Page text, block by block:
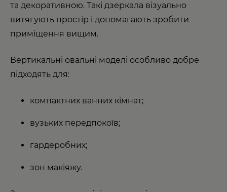
та декоративною. Такі дзеркала візуально
витягують простір і допомагають зробити
приміщення вищим.
Вертикальні овальні моделі особливо добре
підходять для:
компактних ванних кімнат;
вузьких передпокоїв;
гардеробних;
зон макіяжу.